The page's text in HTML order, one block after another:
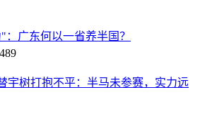
广东何以一省养半国？
489
宇树打抱不平：半马未参赛，实力远